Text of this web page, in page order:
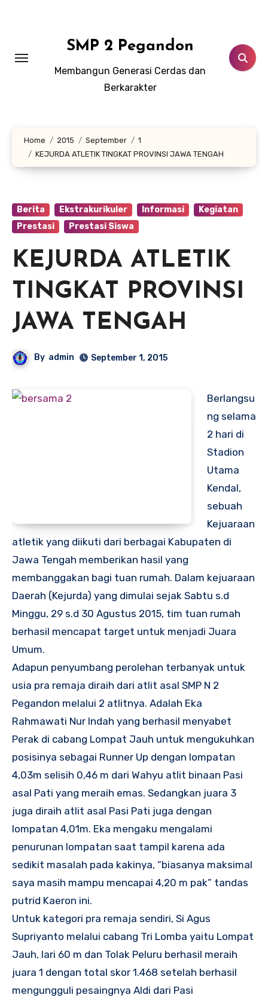
SMP 2 Pegandon
Membangun Generasi Cerdas dan
Berkarakter
Home 2015 September
1
KEJURDA ATLETIK TINGKAT PROVINSI JAWA TENGAH
Berita Ekstrakurikuler Informasi
Kegiatan
Prestasi
Prestasi Siswa
KEJURDA ATLETIK
TINGKAT PROVINSI
JAWA TENGAH
By admin September 1, 2015
Berlangsu
ng selama
2 hari di
Stadion
Utama
Kendal,
sebuah
Kejuaraan
atletik yang diikuti dari berbagai Kabupaten di
Jawa Tengah memberikan hasil yang
membanggakan bagi tuan rumah. Dalam kejuaraan
Daerah (Kejurda) yang dimulai sejak Sabtu s.d
Minggu, 29 s.d 30 Agustus 2015, tim tuan rumah
berhasil mencapat target untuk menjadi Juara
Umum.
Adapun penyumbang perolehan terbanyak untuk
usia pra remaja diraih dari atlit asal SMP N 2
Pegandon melalui 2 atlitnya. Adalah Eka
Rahmawati Nur Indah yang berhasil menyabet
Perak di cabang Lompat Jauh untuk mengukuhkan
posisinya sebagai Runner Up dengan lompatan
4,03m selisih 0,46 m dari Wahyu atlit binaan Pasi
asal Pati yang meraih emas. Sedangkan juara 3
juga diraih atlit asal Pasi Pati juga dengan
lompatan 4,01m. Eka mengaku mengalami
penurunan lompatan saat tampil karena ada
sedikit masalah pada kakinya, “biasanya maksimal
saya masih mampu mencapai 4,20 m pak” tandas
putrid Kaeron ini.
Untuk kategori pra remaja sendiri, Si Agus
Supriyanto melalui cabang Tri Lomba yaitu Lompat
Jauh, lari 60 m dan Tolak Peluru berhasil meraih
juara 1 dengan total skor 1.468 setelah berhasil
mengungguli pesaingnya Aldi dari Pasi